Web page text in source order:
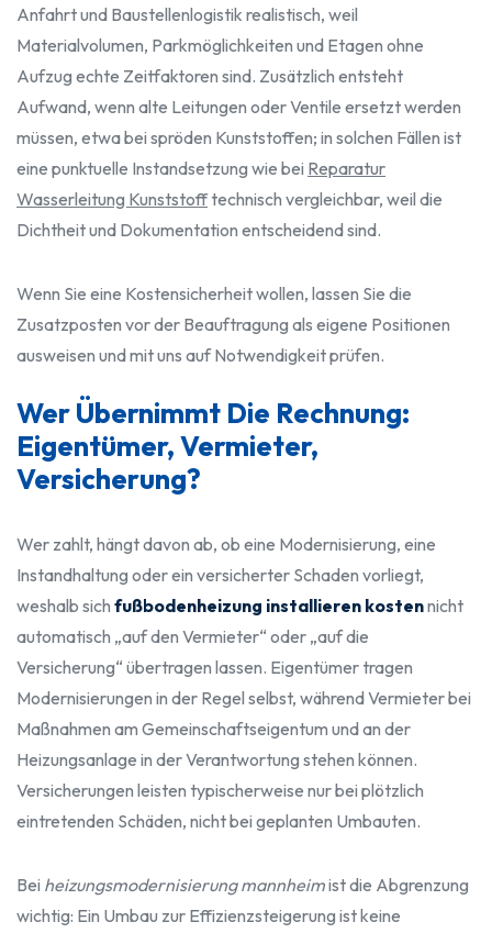
Anfahrt und Baustellenlogistik realistisch, weil
Materialvolumen, Parkmöglichkeiten und Etagen ohne
Aufzug echte Zeitfaktoren sind. Zusätzlich entsteht
Aufwand, wenn alte Leitungen oder Ventile ersetzt werden
müssen, etwa bei spröden Kunststoffen; in solchen Fällen ist
eine punktuelle Instandsetzung wie bei Reparatur
Wasserleitung Kunststofftechnisch vergleichbar, weil die
Dichtheit und Dokumentation entscheidend sind.
Wenn Sie eine Kostensicherheit wollen, lassen Sie die
Zusatzposten vor der Beauftragung als eigene Positionen
ausweisen und mit uns auf Notwendigkeit prüfen.
Wer Übernimmt Die Rechnung:
Eigentümer, Vermieter,
Versicherung?
Wer zahlt, hängt davon ab, ob eine Modernisierung, eine
Instandhaltung oder ein versicherter Schaden vorliegt,
weshalb sich fußbodenheizung installieren kostennicht
automatisch „auf den Vermieter“ oder „auf die
Versicherung“ übertragen lassen. Eigentümer tragen
Modernisierungen in der Regel selbst, während Vermieter bei
Maßnahmen am Gemeinschaftseigentum und an der
Heizungsanlage in der Verantwortung stehen können.
Versicherungen leisten typischerweise nur bei plötzlich
eintretenden Schäden, nicht bei geplanten Umbauten.
Bei heizungsmodernisierung mannheimist die Abgrenzung
wichtig: Ein Umbau zur Effizienzsteigerung ist keine